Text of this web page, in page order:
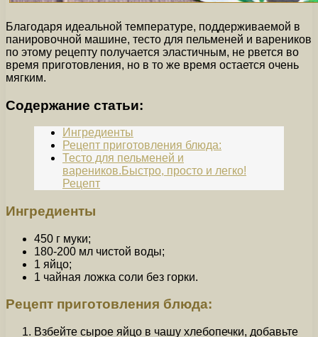
Благодаря идеальной температуре, поддерживаемой в
панировочной машине, тесто для пельменей и вареников
по этому рецепту получается эластичным, не рвется во
время приготовления, но в то же время остается очень
мягким.
Содержание статьи:
Ингредиенты
Рецепт приготовления блюда:
Тесто для пельменей и
вареников.Быстро, просто и легко!
Рецепт
Ингредиенты
450 г муки;
180-200 мл чистой воды;
1 яйцо;
1 чайная ложка соли без горки.
Рецепт приготовления блюда:
Взбейте сырое яйцо в чашу хлебопечки, добавьте